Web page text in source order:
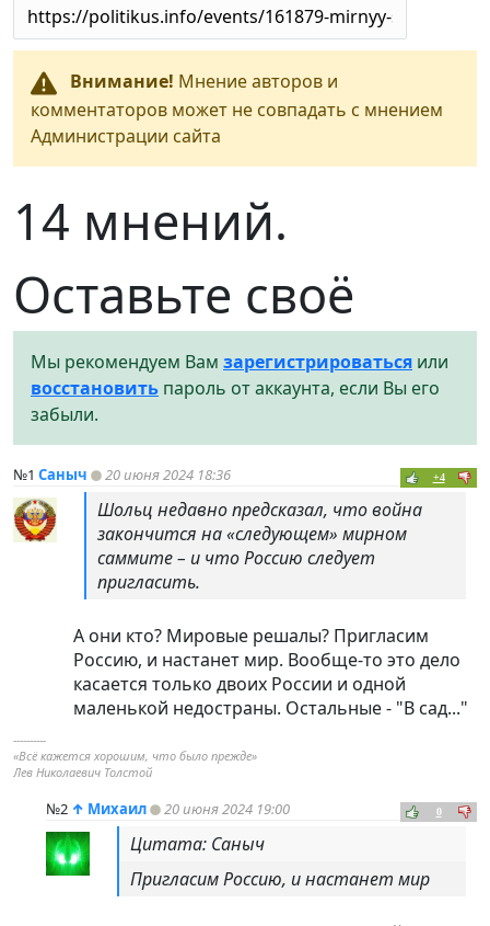
Внимание! Мнение авторов и
комментаторов может не совпадать с мнением
Администрации сайта
14 мнений.
Оставьте своё
Мы рекомендуем Вам зарегистрироваться или
восстановить пароль от аккаунта, если Вы его
забыли.
№1 Саныч 20 июня 2024 18:36 +4
Шольц недавно предсказал, что война
закончится на «следующем» мирном
саммите – и что Россию следует
пригласить.
А они кто? Мировые решалы? Пригласим
Россию, и настанет мир. Вообще-то это дело
касается только двоих России и одной
маленькой недостраны. Остальные - "В сад..."
----------
«Всё кажется хорошим, что было прежде»
Лев Николаевич Толстой
№2 ↑ Михаил 20 июня 2024 19:00 0
Цитата: Саныч
Пригласим Россию, и настанет мир